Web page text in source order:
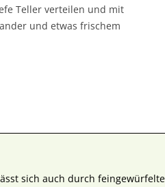
Teller verteilen und mit
und etwas frischem
sich auch durch